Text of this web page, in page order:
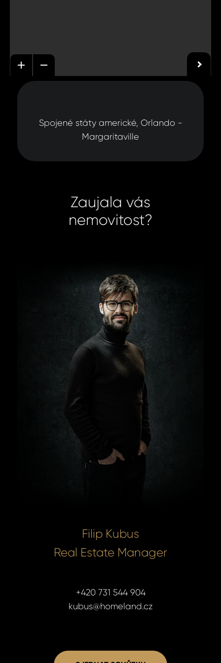
Spojené státy americké, Orlando -
Margaritaville
Zaujala vás
nemovitost?
Filip Kubus
Real Estate Manager
+420 731 544 904
kubus@homeland.cz